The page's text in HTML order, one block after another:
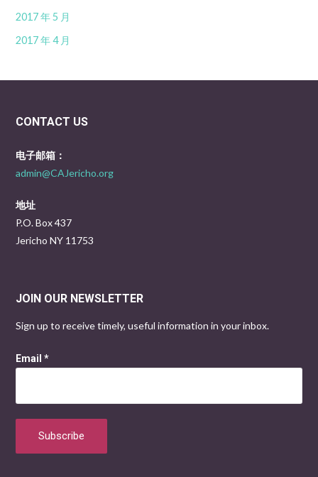
2017 年 5 月
2017 年 4 月
CONTACT US
电子邮箱：
admin@CAJericho.org
地址
P.O. Box 437
Jericho NY 11753
JOIN OUR NEWSLETTER
Sign up to receive timely, useful information in your inbox.
Email*